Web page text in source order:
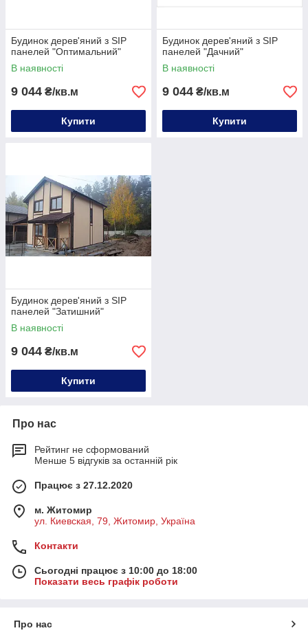
Будинок дерев'яний з SIP
панелей "Оптимальний"
В наявності
9 044 ₴/кв.м
Купити
Будинок дерев'яний з SIP
панелей "Дачний"
В наявності
9 044 ₴/кв.м
Купити
Будинок дерев'яний з SIP
панелей "Затишний"
В наявності
9 044 ₴/кв.м
Купити
Про нас
Рейтинг не сформований
Менше 5 відгуків за останній рік
Працює з 27.12.2020
м. Житомир
ул. Киевская, 79, Житомир, Україна
Контакти
Сьогодні працює з 10:00 до 18:00
Показати весь графік роботи
Про нас